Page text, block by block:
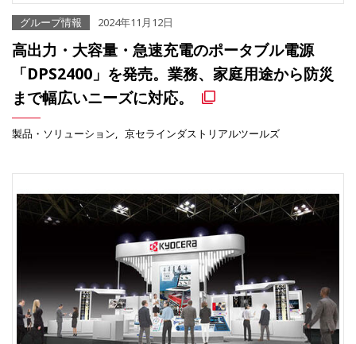
グループ情報 2024年11月12日
高出力・大容量・急速充電のポータブル電源
「DPS2400」を発売。業務、家庭用途から防災
まで幅広いニーズに対応。
製品・ソリューション 京セラインダストリアルツールズ